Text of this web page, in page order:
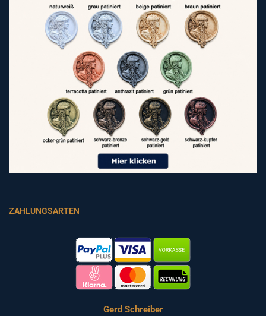
ZAHLUNGSARTEN
Gerd Schreiber